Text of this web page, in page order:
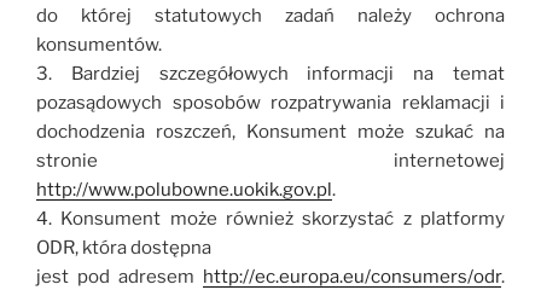
do której statutowych zadań należy ochrona
konsumentów.
3. Bardziej szczegółowych informacji na temat
pozasądowych sposobów rozpatrywania reklamacji i
dochodzenia roszczeń, Konsument może szukać na
stronie internetowej
http://www.polubowne.uokik.gov.pl .
4. Konsument może również skorzystać z platformy
ODR, która dostępna
jest pod adresem http://ec.europa.eu/consumers/odr.